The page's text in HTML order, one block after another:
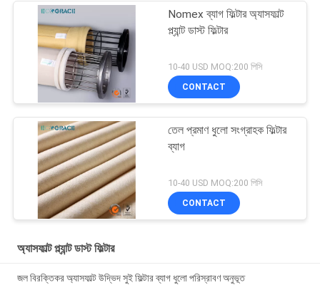
Nomex ব্যাগ ফিল্টার অ্যাসফাল্ট
প্ল্যান্ট ডাস্ট ফিল্টার
10-40 USD MOQ:200 পিসি
CONTACT
তেল প্রমাণ ধুলো সংগ্রাহক ফিল্টার
ব্যাগ
10-40 USD MOQ:200 পিসি
CONTACT
অ্যাসফাল্ট প্ল্যান্ট ডাস্ট ফিল্টার
জল বিরক্তিকর অ্যাসফাল্ট উদ্ভিদ সুই ফিল্টার ব্যাগ ধুলো পরিস্রাবণ অনুভূত